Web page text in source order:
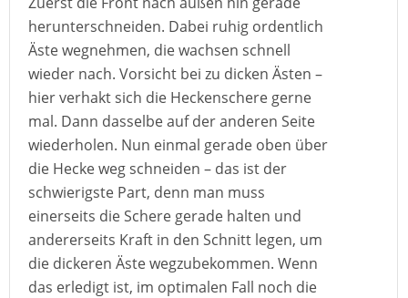
herunterschneiden. Dabei ruhig ordentlich
Äste wegnehmen, die wachsen schnell
wieder nach. Vorsicht bei zu dicken Ästen –
hier verhakt sich die Heckenschere gerne
mal. Dann dasselbe auf der anderen Seite
wiederholen. Nun einmal gerade oben über
die Hecke weg schneiden – das ist der
schwierigste Part, denn man muss
einerseits die Schere gerade halten und
andererseits Kraft in den Schnitt legen, um
die dickeren Äste wegzubekommen. Wenn
das erledigt ist, im optimalen Fall noch die